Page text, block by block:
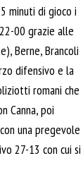
minuti di gioco i
00 grazie alle
Berne, Brancoli
difensivo e la
romani che
Canna, poi
una pregevole
27-13 con cui si